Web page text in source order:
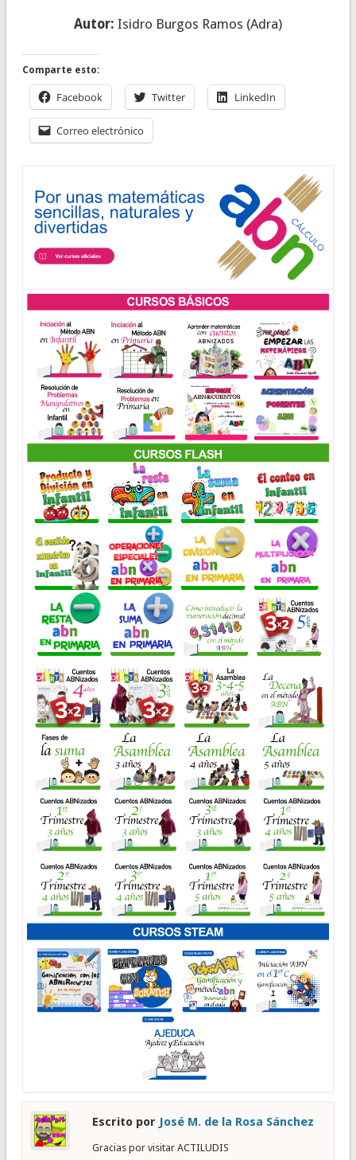
Autor: Isidro Burgos Ramos (Adra)
Comparte esto:
Facebook Twitter LinkedIn
Correo electrónico
Escrito por José M. de la Rosa Sánchez
Gracias por visitar ACTILUDIS